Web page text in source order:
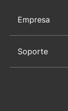
Empresa
Soporte